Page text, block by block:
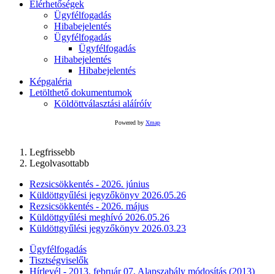
Elérhetőségek
Ügyfélfogadás
Hibabejelentés
Ügyfélfogadás
Ügyfélfogadás
Hibabejelentés
Hibabejelentés
Képgaléria
Letölthető dokumentumok
Köldöttválasztási aláíróív
Powered by Xmap
Legfrissebb
Legolvasottabb
Rezsicsökkentés - 2026. június
Küldöttgyűlési jegyzőkönyv 2026.05.26
Rezsicsökkentés - 2026. május
Küldöttgyűlési meghívó 2026.05.26
Küldöttgyűlési jegyzőkönyv 2026.03.23
Ügyfélfogadás
Tisztségviselők
Hírlevél - 2013. február 07. Alapszabály módosítás (2013)